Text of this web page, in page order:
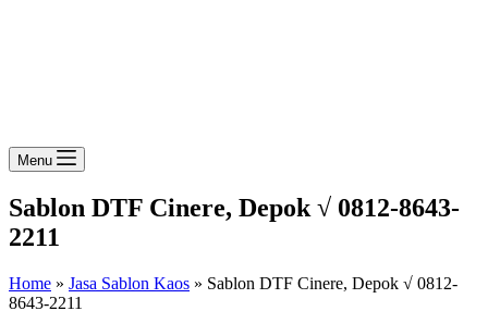
Menu
Sablon DTF Cinere, Depok √ 0812-8643-
2211
Home » Jasa Sablon Kaos » Sablon DTF Cinere, Depok √ 0812-
8643-2211